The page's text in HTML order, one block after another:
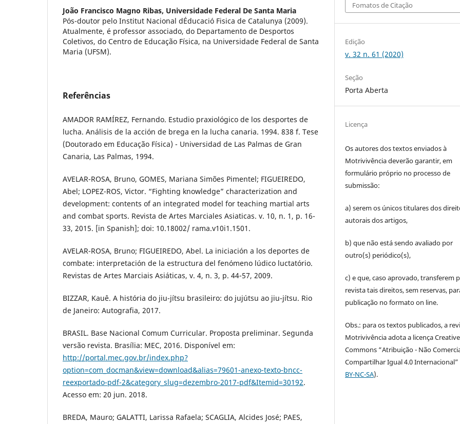
João Francisco Magno Ribas, Universidade Federal De Santa Maria
Pós-doutor pelo Institut Nacional dÉducació Fisica de Catalunya (2009).
Atualmente, é professor associado, do Departamento de Desportos
Coletivos, do Centro de Educação Física, na Universidade Federal de Santa
Maria (UFSM).
Referências
AMADOR RAMÍREZ, Fernando. Estudio praxiológico de los desportes de
lucha. Análisis de la acción de brega en la lucha canaria. 1994. 838 f. Tese
(Doutorado em Educação Física) - Universidad de Las Palmas de Gran
Canaria, Las Palmas, 1994.
AVELAR-ROSA, Bruno, GOMES, Mariana Simões Pimentel; FIGUEIREDO,
Abel; LOPEZ-ROS, Victor. “Fighting knowledge” characterization and
development: contents of an integrated model for teaching martial arts
and combat sports. Revista de Artes Marciales Asiaticas. v. 10, n. 1, p. 16-
33, 2015. [in Spanish]; doi: 10.18002/ rama.v10i1.1501.
AVELAR-ROSA, Bruno; FIGUEIREDO, Abel. La iniciación a los deportes de
combate: interpretación de la estructura del fenómeno lúdico luctatório.
Revistas de Artes Marciais Asiáticas, v. 4, n. 3, p. 44-57, 2009.
BIZZAR, Kauê. A história do jiu-jítsu brasileiro: do jujútsu ao jiu-jítsu. Rio
de Janeiro: Autografia, 2017.
BRASIL. Base Nacional Comum Curricular. Proposta preliminar. Segunda
versão revista. Brasília: MEC, 2016. Disponível em:
http://portal.mec.gov.br/index.php?
option=com_docman&view=download&alias=79601-anexo-texto-bncc-
reexportado-pdf-2&category_slug=dezembro-2017-pdf&Itemid=30192.
Acesso em: 20 jun. 2018.
BREDA, Mauro; GALATTI, Larissa Rafaela; SCAGLIA, Alcides José; PAES,
Fomatos de Citação
Edição
v. 32 n. 61 (2020)
Seção
Porta Aberta
Licença
Os autores dos textos enviados à
Motrivivência deverão garantir, em
formulário próprio no processo de
submissão:
a) serem os únicos titulares dos
autorais dos artigos,
b) que não está sendo avaliado por
outro(s) periódico(s),
c) e que, caso aprovado, transferem
revista tais direitos, sem reservas,
publicação no formato on line.
Obs.: para os textos publicados, a
Motrivivência adota a licença Creative
Commons “Atribuição - Não
Compartilhar Igual 4.0 Internacional”
BY-NC-SA).